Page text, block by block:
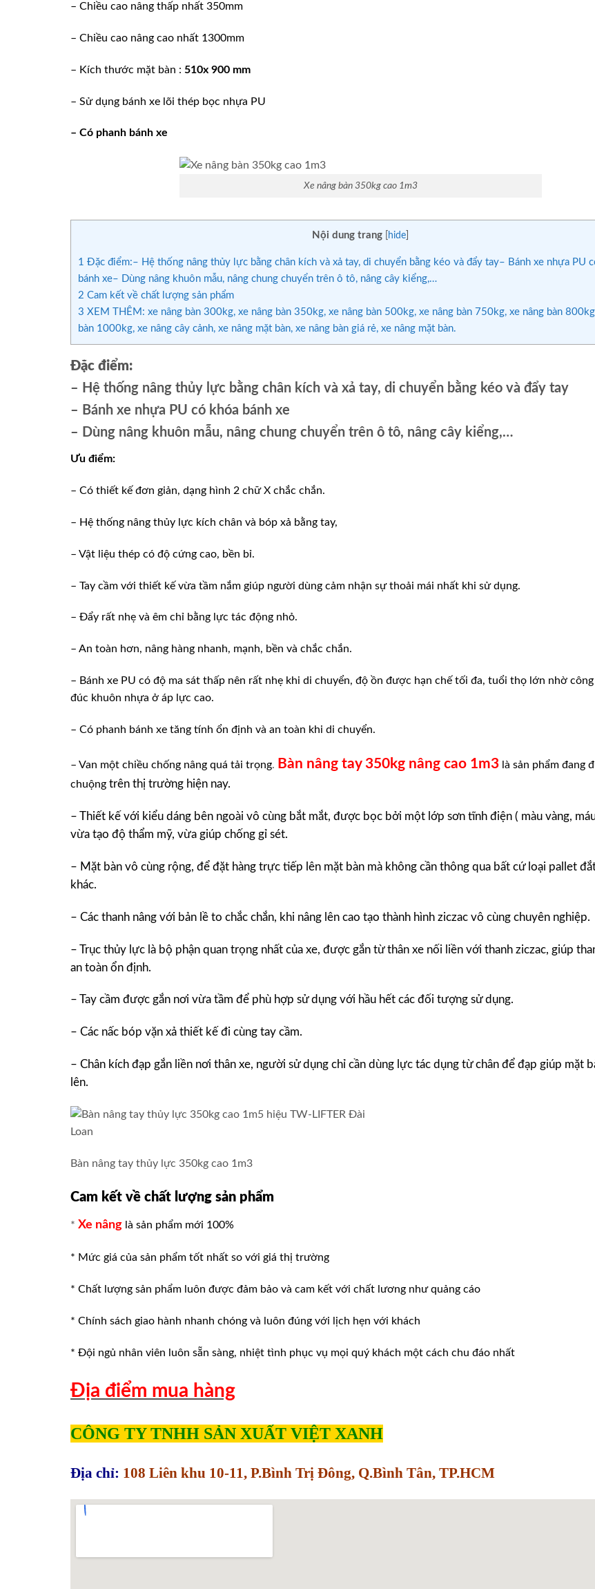
– Chiều cao nâng thấp nhất 350mm
– Chiều cao nâng cao nhất 1300mm
– Kích thước mặt bàn : 510x 900 mm
– Sử dụng bánh xe lõi thép bọc nhựa PU
– Có phanh bánh xe
Xe nâng bàn 350kg cao 1m3
Nội dung trang hide
1 Đặc điểm:– Hệ thống nâng thủy lực bằng chân kích và xả tay, di chuyển bằng kéo và đẩy tay– Bánh xe nhựa PU
bánh xe– Dùng nâng khuôn mẫu, nâng chung chuyển trên ô tô, nâng cây kiểng,…
2 Cam kết về chất lượng sản phẩm
3 XEM THÊM: xe nâng bàn 300kg, xe nâng bàn 350kg, xe nâng bàn 500kg, xe nâng bàn 750kg, xe nâng bàn
bàn 1000kg, xe nâng cây cảnh, xe nâng mặt bàn, xe nâng bàn giá rẻ, xe nâng mặt bàn.
Đặc điểm:
– Hệ thống nâng thủy lực bằng chân kích và xả tay, di chuyển bằng kéo và đẩy tay
– Bánh xe nhựa PU có khóa bánh xe
– Dùng nâng khuôn mẫu, nâng chung chuyển trên ô tô, nâng cây kiểng,…
Ưu điểm:
– Có thiết kế đơn giản, dạng hình 2 chữ X chắc chắn.
– Hệ thống nâng thủy lực kích chân và bóp xả bằng tay,
– Vật liệu thép có độ cứng cao, bền bỉ.
– Tay cầm với thiết kế vừa tầm nắm giúp người dùng cảm nhận sự thoải mái nhất khi sử dụng.
– Đẩy rất nhẹ và êm chỉ bằng lực tác động nhỏ.
– An toàn hơn, nâng hàng nhanh, mạnh, bền và chắc chắn.
– Bánh xe PU có độ ma sát thấp nên rất nhẹ khi di chuyển, độ ồn được hạn chế tối đa, tuổi thọ lớn nhờ công
đúc khuôn nhựa ở áp lực cao.
– Có phanh bánh xe tăng tính ổn định và an toàn khi di chuyển.
– Van một chiều chống nâng quá tải trọng. Bàn nâng tay 350kg nâng cao 1m3 là sản phẩm đang
chuộng trên thị trường hiện nay.
– Thiết kế với kiểu dáng bên ngoài vô cùng bắt mắt, được bọc bởi một lớp sơn tĩnh điện ( màu vàng,
vừa tạo độ thẩm mỹ, vừa giúp chống gỉ sét.
– Mặt bàn vô cùng rộng, để đặt hàng trực tiếp lên mặt bàn mà không cần thông qua bất cứ loại pallet
khác.
– Các thanh nâng với bản lề to chắc chắn, khi nâng lên cao tạo thành hình ziczac vô cùng chuyên nghiệp.
– Trục thủy lực là bộ phận quan trọng nhất của xe, được gắn từ thân xe nối liền với thanh ziczac, giúp
an toàn ổn định.
– Tay cầm được gắn nơi vừa tầm để phù hợp sử dụng với hầu hết các đối tượng sử dụng.
– Các nấc bóp vặn xả thiết kế đi cùng tay cầm.
– Chân kích đạp gắn liền nơi thân xe, người sử dụng chỉ cần dùng lực tác dụng từ chân để đạp giúp mặt
lên.
Bàn nâng tay thủy lực 350kg cao 1m3
Cam kết về chất lượng sản phẩm
* Xe nâng là sản phẩm mới 100%
* Mức giá của sản phẩm tốt nhất so với giá thị trường
* Chất lượng sản phẩm luôn được đảm bảo và cam kết với chất lương như quảng cáo
* Chính sách giao hành nhanh chóng và luôn đúng với lịch hẹn với khách
* Đội ngủ nhân viên luôn sẵn sàng, nhiệt tình phục vụ mọi quý khách một cách chu đáo nhất
Địa điểm mua hàng
CÔNG TY TNHH SẢN XUẤT VIỆT XANH
Địa chỉ: 108 Liên khu 10-11, P.Bình Trị Đông, Q.Bình Tân, TP.HCM